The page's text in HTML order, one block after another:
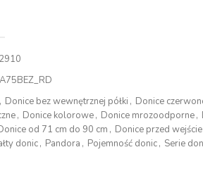
, Donice bez wewnętrznej półki , Donice
, Donice kolorowe, Donice mrozoodporne,
od 71 cm do 90 cm , Donice przed
donic, Pandora , Pojemność donic, Serie